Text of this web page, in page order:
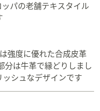
パの老舗テキスタイル
強度に優れた合成皮革
分は牛革で縁どりしまし
シュなデザインです